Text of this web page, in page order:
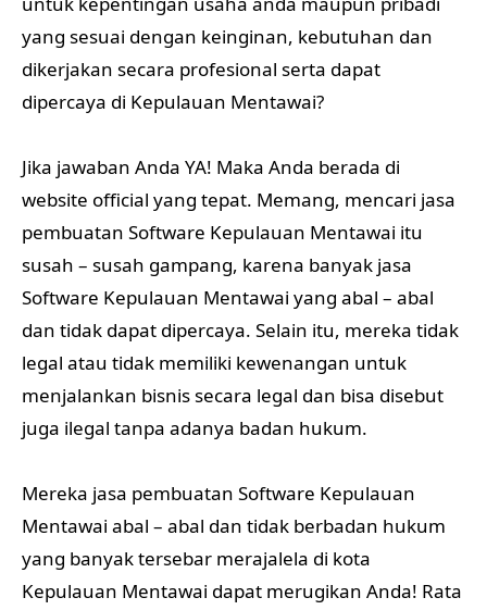
yang sesuai dengan keinginan, kebutuhan dan
dikerjakan secara profesional serta dapat
dipercaya di Kepulauan Mentawai?
Jika jawaban Anda YA! Maka Anda berada di
website official yang tepat. Memang, mencari jasa
pembuatan Software Kepulauan Mentawai itu
susah – susah gampang, karena banyak jasa
Software Kepulauan Mentawai yang abal – abal
dan tidak dapat dipercaya. Selain itu, mereka tidak
legal atau tidak memiliki kewenangan untuk
menjalankan bisnis secara legal dan bisa disebut
juga ilegal tanpa adanya badan hukum.
Mereka jasa pembuatan Software Kepulauan
Mentawai abal – abal dan tidak berbadan hukum
yang banyak tersebar merajalela di kota
Kepulauan Mentawai dapat merugikan Anda! Rata